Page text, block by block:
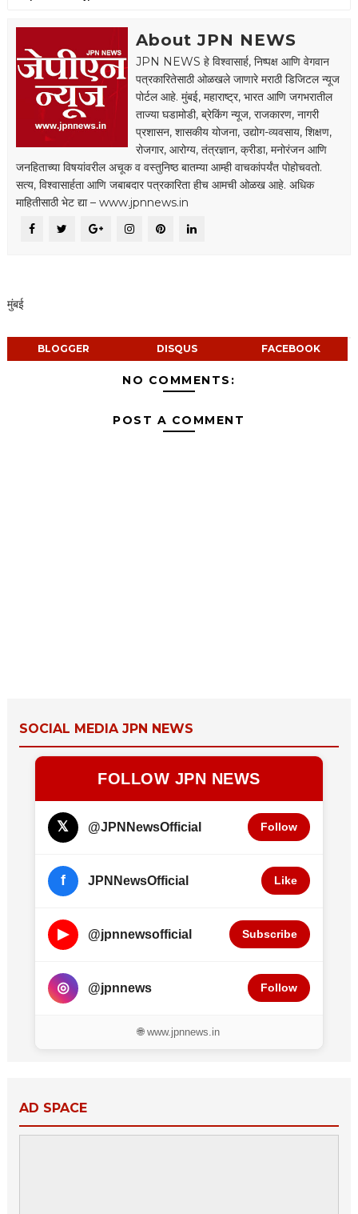
About JPN NEWS
JPN NEWS हे विश्वासार्ह, निष्पक्ष आणि वेगवान
पत्रकारितेसाठी ओळखले जाणारे मराठी डिजिटल न्यूज
पोर्टल आहे. मुंबई, महाराष्ट्र, भारत आणि जगभरातील
ताज्या घडामोडी, ब्रेकिंग न्यूज, राजकारण, नागरी
प्रशासन, शासकीय योजना, उद्योग-व्यवसाय, शिक्षण,
रोजगार, आरोग्य, तंत्रज्ञान, क्रीडा, मनोरंजन आणि
जनहिताच्या विषयांवरील अचूक व वस्तुनिष्ठ बातम्या आम्ही वाचकांपर्यंत पोहोचवतो.
सत्य, विश्वासार्हता आणि जबाबदार पत्रकारिता हीच आमची ओळख आहे. अधिक
माहितीसाठी भेट द्या – www.jpnnews.in
मुंबई
BLOGGER DISQUS FACEBOOK
NO COMMENTS:
POST A COMMENT
SOCIAL MEDIA JPN NEWS
FOLLOW JPN NEWS
𝕏 @JPNNewsOfficial Follow
f JPNNewsOfficial Like
▶ @jpnnewsofficial Subscribe
◎ @jpnnews Follow
🌐 www.jpnnews.in
AD SPACE